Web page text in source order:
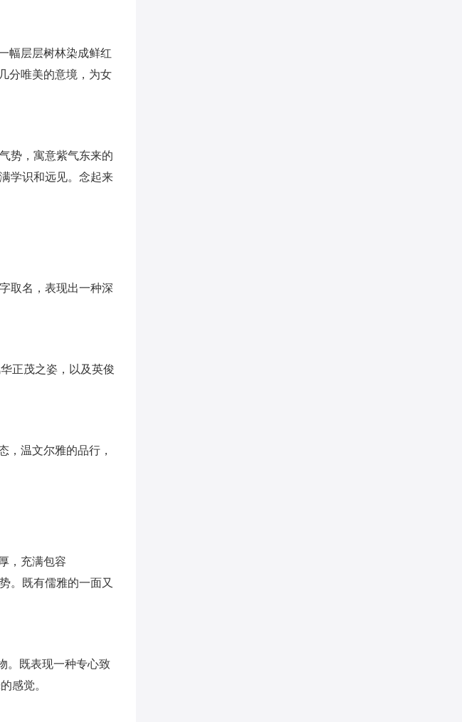
幅层层树林染成鲜红
分唯美的意境，为女
势，寓意紫气东来的
学识和远见。念起来
取名，表现出一种深
正茂之姿，以及英俊
，温文尔雅的品行，
，充满包容
。既有儒雅的一面又
。既表现一种专心致
感觉。